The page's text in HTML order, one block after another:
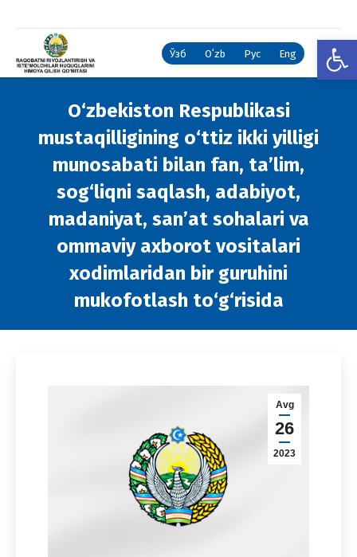
Ўзб Oʻzb Рус Eng
O‘zbekiston Respublikasi
mustaqilligining o‘ttiz ikki yilligi
munosabati bilan fan, ta’lim,
sog‘liqni saqlash, adabiyot,
madaniyat, san’at sohalari va
ommaviy axborot vositalari
xodimlaridan bir guruhini
mukofotlash to‘g‘risida
Avg
26
2023